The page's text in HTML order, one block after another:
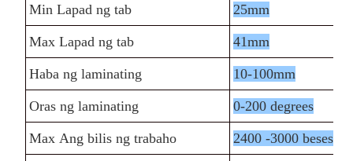
Min Lapad ng tab 25mm
Max Lapad ng tab 41mm
Haba ng laminating 10-100mm
Oras ng laminating 0-200 degrees
Max Ang bilis ng trabaho 2400 -3000 beses/h